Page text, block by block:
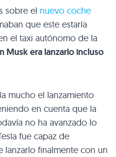
sobre el nuevo coche
que este estaría
el taxi autónomo de la
Musk era lanzarlo incluso
mucho el lanzamiento
en cuenta que la
no ha avanzado lo
fue capaz de
lanzarlo finalmente con un